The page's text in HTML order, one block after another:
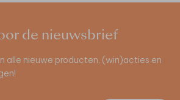
de nieuwsbrief
alle nieuwe producten, (win)acties en